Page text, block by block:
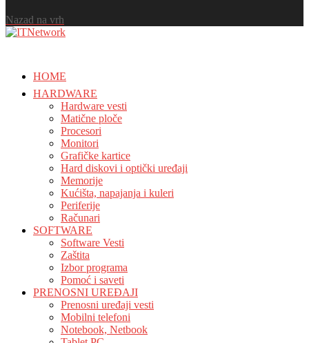
Nazad na vrh
HOME
HARDWARE
Hardware vesti
Matične ploče
Procesori
Monitori
Grafičke kartice
Hard diskovi i optički uređaji
Memorije
Kućišta, napajanja i kuleri
Periferije
Računari
SOFTWARE
Software Vesti
Zaštita
Izbor programa
Pomoć i saveti
PRENOSNI UREĐAJI
Prenosni uređaji vesti
Mobilni telefoni
Notebook, Netbook